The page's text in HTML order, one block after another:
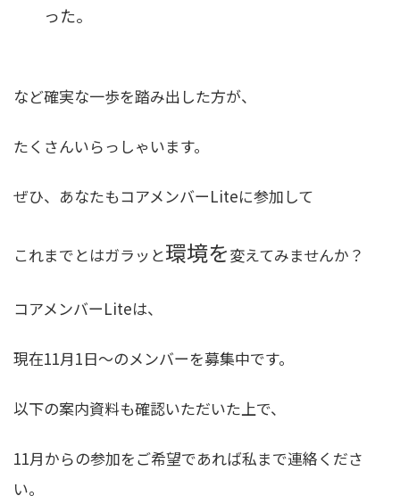
った。
など確実な一歩を踏み出した方が、
たくさんいらっしゃいます。
ぜひ、あなたもコアメンバーLiteに参加して
これまでとはガラッと環境を変えてみませんか？
コアメンバーLiteは、
現在11月1日〜のメンバーを募集中です。
以下の案内資料も確認いただいた上で、
11月からの参加をご希望であれば私まで連絡くださ
い。